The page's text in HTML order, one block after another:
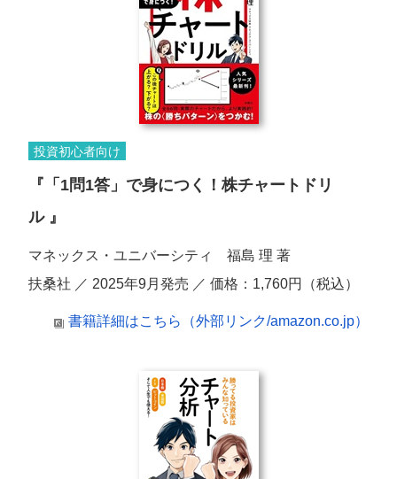
投資初心者向け
『「1問1答」で身につく！株チャートドリ
ル 』
マネックス・ユニバーシティ 福島 理 著
扶桑社 ／ 2025年9月発売 ／ 価格：1,760円（税込）
書籍詳細はこちら（外部リンク/amazon.co.jp）